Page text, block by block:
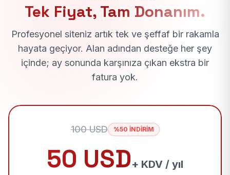
Tek Fiyat, Tam Donanım.
Profesyonel siteniz artık tek ve şeffaf bir rakamla
hayata geçiyor. Alan adından desteğe her şey
içinde; ay sonunda karşınıza çıkan ekstra bir
fatura yok.
100 USD %50 İNDİRİM
50 USD+ KDV / yıl